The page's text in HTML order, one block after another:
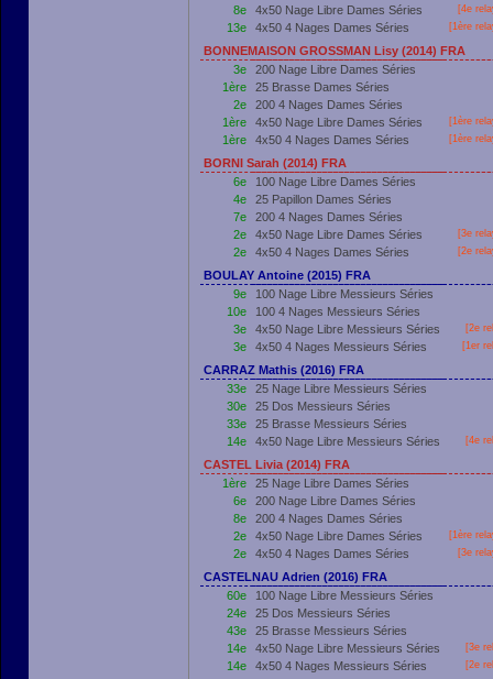
8e
4x50 Nage Libre Dames Séries [4e
13e 4x50 4 Nages Dames Séries [1ère
BONNEMAISON GROSSMAN Lisy (2014) FRA
3e
200 Nage Libre Dames Séries
1ère
25 Brasse Dames Séries
2e
200 4 Nages Dames Séries
1ère
4x50 Nage Libre Dames Séries [1ère
1ère 4x50 4 Nages Dames Séries [1ère
BORNI Sarah (2014) FRA
6e
100 Nage Libre Dames Séries
4e
25 Papillon Dames Séries
7e
200 4 Nages Dames Séries
2e
4x50 Nage Libre Dames Séries [3e
2e 4x50 4 Nages Dames Séries [2e
BOULAY Antoine (2015) FRA
9e
100 Nage Libre Messieurs Séries
10e
100 4 Nages Messieurs Séries
3e
4x50 Nage Libre Messieurs Séries [2e
3e 4x50 4 Nages Messieurs Séries [1er
CARRAZ Mathis (2016) FRA
33e
25 Nage Libre Messieurs Séries
30e
25 Dos Messieurs Séries
33e
25 Brasse Messieurs Séries
14e
4x50 Nage Libre Messieurs Séries [4e
CASTEL Livia (2014) FRA
1ère
25 Nage Libre Dames Séries
6e
200 Nage Libre Dames Séries
8e
200 4 Nages Dames Séries
2e
4x50 Nage Libre Dames Séries [1ère
2e 4x50 4 Nages Dames Séries [3e
CASTELNAU Adrien (2016) FRA
60e
100 Nage Libre Messieurs Séries
24e
25 Dos Messieurs Séries
43e
25 Brasse Messieurs Séries
14e
4x50 Nage Libre Messieurs Séries [3e
14e 4x50 4 Nages Messieurs Séries [2e